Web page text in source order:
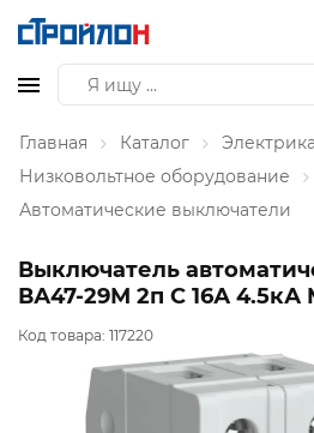
Главная Каталог
Электрика
Низковольтное оборудование
Автоматические выключатели
Выключатель
ВА47-29М 2п C 16А 4.5кА
Код товара: 117220